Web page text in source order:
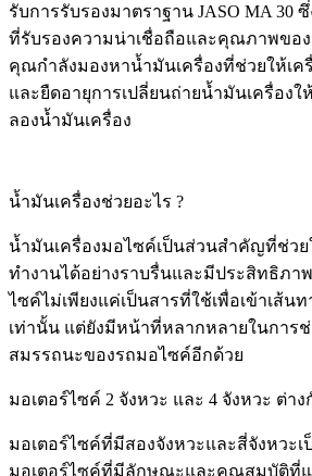
รับการรับรองมาตราฐาน JASO MA 30
ที่รับรองความน่าเชื่อถือและคุณภาพขอ
คุณกำลังมองหาน้ำมันเครื่องที่ช่วยให้เ
และยืดอายุการเปลี่ยนถ่ายน้ำมันเครื่อง
ลองน้ำมันเครื่อง
น้ำมันเครื่องช่วยอะไร ?
น้ำมันเครื่องมอไซค์เป็นส่วนสำคัญที่ช่วย
ทำงานได้อย่างราบรื่นและมีประสิทธิภา
ไซค์ไม่เพียงแค่เป็นสารที่ใช้เพื่อเข้าเส้น
เท่านั้น แต่ยังมีหน้าที่หลากหลายในการ
สมรรถนะของรถมอไซค์อีกด้วย
มอเตอร์ไซค์ 2 จังหวะ และ 4 จังหวะ ต่าง
มอเตอร์ไซค์ที่มีสองจังหวะและสี่จังหวะ
มอเตอร์ไซค์ที่มีลักษณะและคุณสมบัติที่แ